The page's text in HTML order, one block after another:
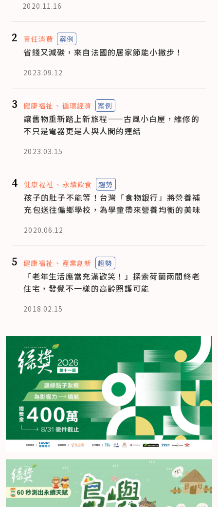
2020.11.16
2 責任消費 案例
省錢又減碳，來自法國的居家節能小撇步！
2023.09.12
3 健康福祉 循環經濟 案例
讓舊物重新踏上新旅程——古風小白屋，維修的
不只是電器更是人與人間的連結
2023.03.15
4 健康福祉 永續飲食 趨勢
孩子的肚子不能等！台灣「食物銀行」將營養補
充包送往偏鄉學校，為學童帶來營養均衡的美味
2020.06.12
5 健康福祉 產業創新 趨勢
「老年生活應當充滿歡笑！」探索荷蘭兩間終老
住宅，發覺不一樣的高齡照護可能
2018.02.15